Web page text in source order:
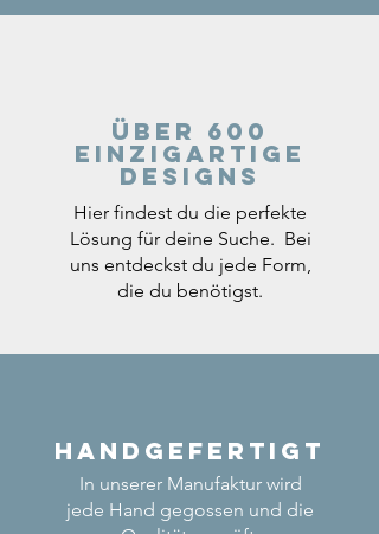
Über 600
einzigartige
Designs
Hier findest du die perfekte
Lösung für deine Suche. Bei
uns entdeckst du jede Form,
die du benötigst.
Handgefertigt
In unserer Manufaktur wird
jede Hand gegossen und die